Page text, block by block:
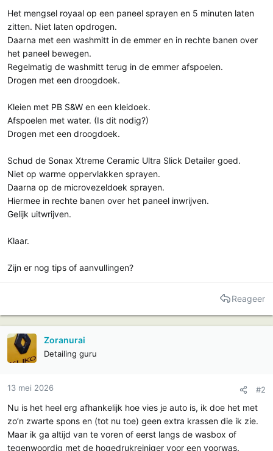
Het mengsel royaal op een paneel sprayen en 5 minuten laten
zitten. Niet laten opdrogen.
Daarna met een washmitt in de emmer en in rechte banen over
het paneel bewegen.
Regelmatig de washmitt terug in de emmer afspoelen.
Drogen met een droogdoek.
Kleien met PB S&W en een kleidoek.
Afspoelen met water. (Is dit nodig?)
Drogen met een droogdoek.
Schud de Sonax Xtreme Ceramic Ultra Slick Detailer goed.
Niet op warme oppervlakken sprayen.
Daarna op de microvezeldoek sprayen.
Hiermee in rechte banen over het paneel inwrijven.
Gelijk uitwrijven.
Klaar.
Zijn er nog tips of aanvullingen?
Reageer
Zoranurai
Detailing guru
13 mei 2026 #2
Nu is het heel erg afhankelijk hoe vies je auto is, ik doe het met
zo’n zwarte spons en (tot nu toe) geen extra krassen die ik zie.
Maar ik ga altijd van te voren of eerst langs de wasbox of
tegenwoordig met de hogedrukreiniger voor een voorwas.